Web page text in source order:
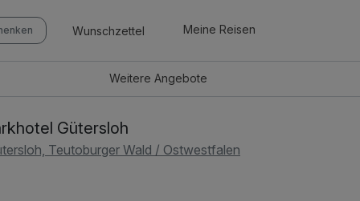
Wunschzettel Meine Reisen
WeitereAngebote
Gütersloh
Teutoburger Wald / Ostwestfalen